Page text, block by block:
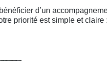
bénéficier d’un
priorité est simple et claire :